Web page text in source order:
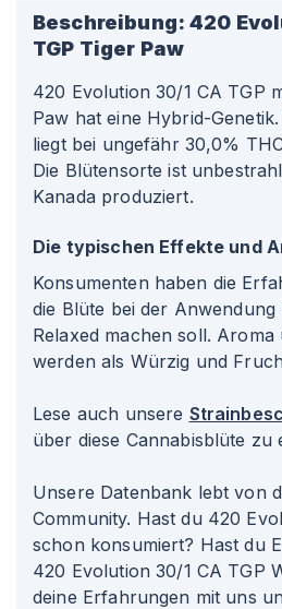
Beschreibung: 420
TGP Tiger Paw
420 Evolution 30/1 CA TGP
Paw hat eine Hybrid-
liegt bei ungefähr 30,0%
Die Blütensorte ist
Kanada produziert.
Die typischen Effekte und
Konsumenten haben die
die Blüte bei der Anwendung
Relaxed machen soll. Aroma
werden als Würzig und
Lese auch unsere
über diese Cannabisblüte zu
Unsere Datenbank lebt von
Community. Hast du 420
schon konsumiert? Hast du
420 Evolution 30/1 CA TGP
deine Erfahrungen mit uns